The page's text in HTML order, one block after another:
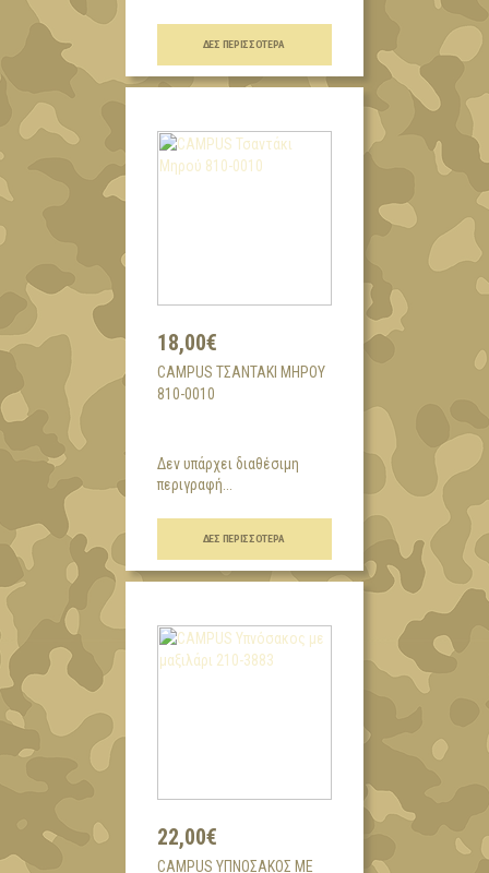
ΔΕΣ ΠΕΡΙΣΣΌΤΕΡΑ
18,00€
CAMPUS ΤΣΑΝΤΆΚΙ ΜΗΡΟΎ
810-0010
Δεν υπάρχει διαθέσιμη
περιγραφή...
ΔΕΣ ΠΕΡΙΣΣΌΤΕΡΑ
22,00€
CAMPUS ΥΠΝΌΣΑΚΟΣ ΜΕ